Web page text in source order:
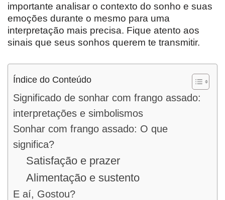
importante analisar o contexto do sonho e suas
emoções durante o mesmo para uma
interpretação mais precisa. Fique atento aos
sinais que seus sonhos querem te transmitir.
Índice do Conteúdo
Significado de sonhar com frango assado:
interpretações e simbolismos
Sonhar com frango assado: O que
significa?
Satisfação e prazer
Alimentação e sustento
E aí, Gostou?